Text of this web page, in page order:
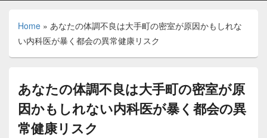
Home » あなたの体調不良は大手町の密室が原因かもしれな
い内科医が暴く都会の異常健康リスク
あなたの体調不良は大手町の密室が原
因かもしれない内科医が暴く都会の異
常健康リスク